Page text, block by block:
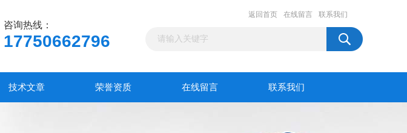
咨询热线：
17750662796
返回首页 在线留言 联系我们
技术文章 荣誉资质 在线留言 联系我们